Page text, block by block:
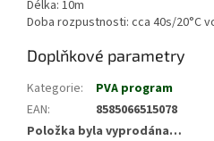
Délka: 10m
Doba rozpustnosti: cca 40s/20°C
Doplňkové parametry
Kategorie:
PVA program
EAN:
8585066515078
Položka byla vyprodána…